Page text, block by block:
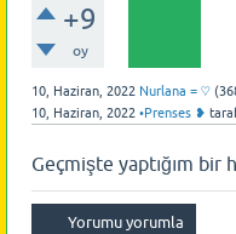
+9
oy
10, Haziran, 2022 Nurlana = ♡ (
10, Haziran, 2022 •Prenses ❥
Geçmişte yaptığım bir